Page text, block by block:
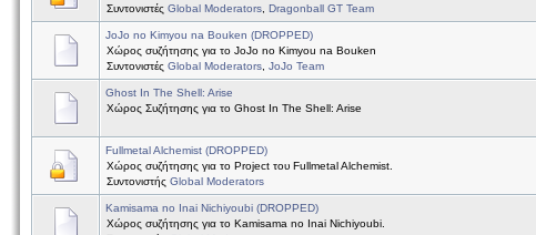
Συντονιστές Global Moderators, Dragonball GT Team
JoJo no Kimyou na Bouken (DROPPED)
Χώρος συζήτησης για το JoJo no Kimyou na Bouken
Συντονιστές Global Moderators, JoJo Team
Ghost In The Shell: Arise
Χώρος Συζήτησης για το Ghost In The Shell: Arise
Fullmetal Alchemist (DROPPED)
Χώρος συζήτησης για το Project του Fullmetal Alchemist.
Συντονιστής Global Moderators
Kamisama no Inai Nichiyoubi (DROPPED)
Χώρος συζήτησης για το Kamisama no Inai Nichiyoubi.